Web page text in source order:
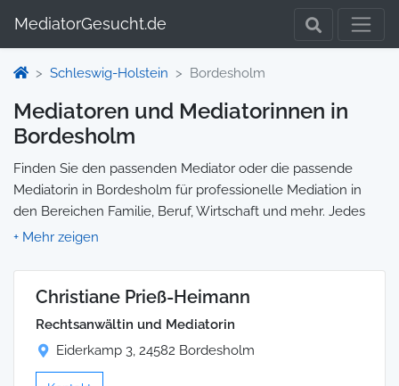
MediatorGesucht.de
Schleswig-Holstein Bordesholm
Mediatoren und Mediatorinnen in
Bordesholm
Finden Sie den passenden Mediator oder die passende
Mediatorin in Bordesholm für professionelle Mediation in
den Bereichen Familie, Beruf, Wirtschaft und mehr. Jedes
Profil enthält Informationen zu Qualifikationen und
Ihre Mediation auswählen und direkt kontaktieren können.
Wir selbst vermitteln keine Mediationen, sondern stellen die
Plattform zur Verfügung, um Ihnen die Suche zu erleichtern.
Christiane Prieß-Heimann
Rechtsanwältin und Mediatorin
Eiderkamp 3, 24582 Bordesholm